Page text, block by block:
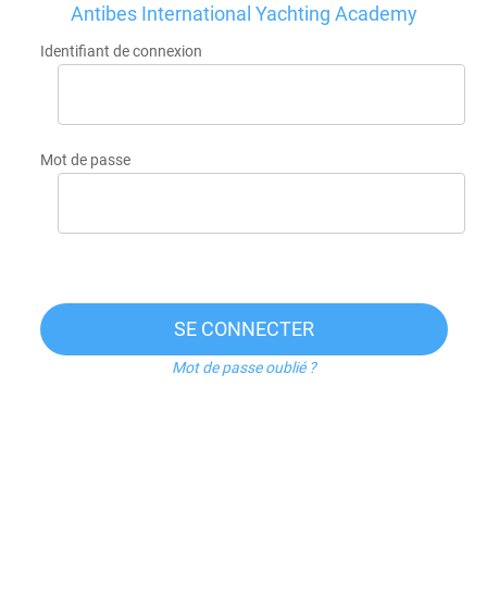
Antibes International Yachting Academy
Identifiant de connexion
Mot de passe
SE CONNECTER
Mot de passe oublié ?